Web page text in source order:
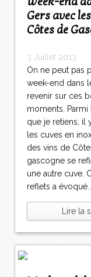
Gers avec
Côtes de
3 Juillet 2013
On ne peut pas
week-end dans
revenir sur ces
moments. Parmi
que je retiens, il
les cuves en
des vins de
gascogne se
une autre cuve.
reflets a
Lire la